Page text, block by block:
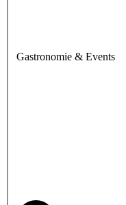
Gastronomie & Events